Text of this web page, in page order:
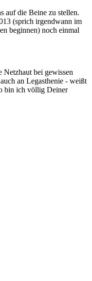
auf die Beine zu stellen.
(sprich irgendwann im
beginnen) noch einmal
Netzhaut bei gewissen
an Legasthenie - weißt
bin ich völlig Deiner